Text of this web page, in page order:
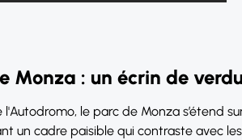
Monza : un écrin de
le parc de Monza s’étend
un cadre paisible qui contraste avec les